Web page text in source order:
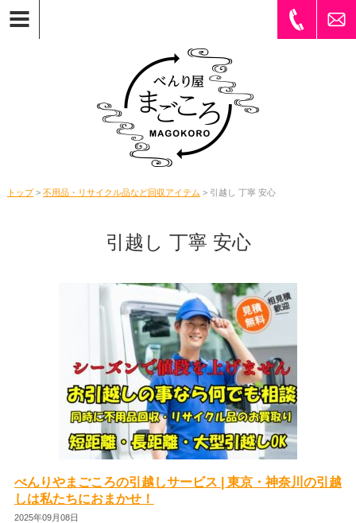
トップ> 不用品・リサイクル品など回収アイテム > 引越し 丁寧 安心
引越し 丁寧 安心
べんりやまごころの引越しサービス | 東京・神奈川の引越
しは私たちにおまかせ！
2025年09月08日